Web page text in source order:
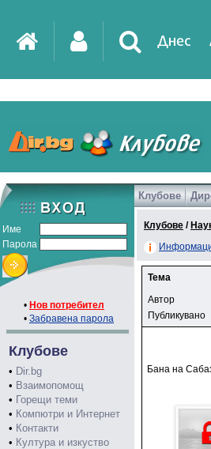
Днес
Име
Парола
• Нов потребител
• Забравена парола
Клубове
• Dir.bg
• Взаимопомощ
• Горещи теми
• Компютри и Интернет
• Контакти
• Култура и изкуство
Клубове
Клубове /
Тема
Автор
Публикувано
Бана на